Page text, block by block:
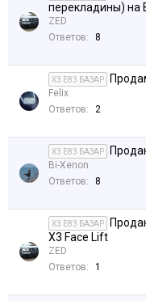
перекладины) на
ZED
Ответов:
8
X3 E83 БАЗАР
Felix
Ответов:
2
X3 E83 БАЗАР
Bi-Xenon
Ответов:
8
X3 E83 БАЗАР
X3 Face Lift
ZED
Ответов:
1